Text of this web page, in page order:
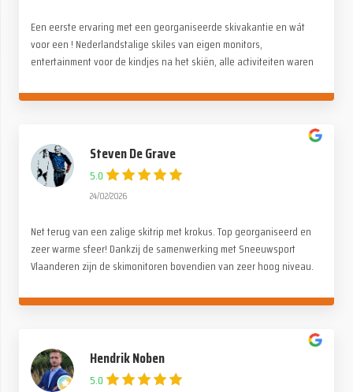
Een eerste ervaring met een georganiseerde skivakantie en wát
voor een ! Nederlandstalige skiles van eigen monitors,
entertainment voor de kindjes na het skiën, alle activiteiten waren
genoten !
Steven De Grave
5.0
24/02/2026
Net terug van een zalige skitrip met krokus. Top georganiseerd en
zeer warme sfeer! Dankzij de samenwerking met Sneeuwsport
Vlaanderen zijn de skimonitoren bovendien van zeer hoog niveau.
Hendrik Noben
5.0